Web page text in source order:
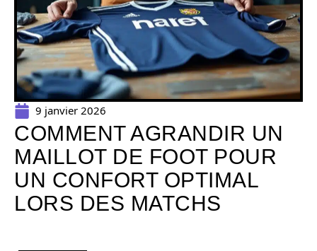
9 janvier 2026
COMMENT AGRANDIR UN
MAILLOT DE FOOT POUR
UN CONFORT OPTIMAL
LORS DES MATCHS